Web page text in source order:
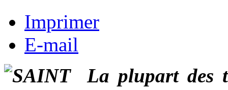
Imprimer
E-mail
La plupart des